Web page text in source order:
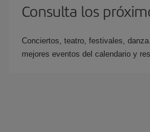
Consulta los
Conciertos, teatro, festivales,
mejores eventos del calendario y